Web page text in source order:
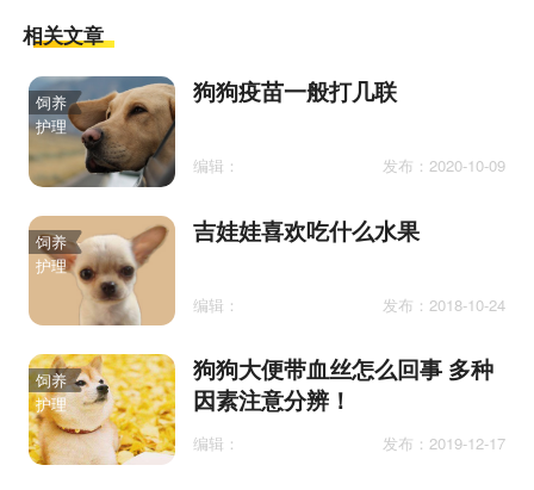
相关文章
饲养
护理
狗狗疫苗一般打几联
编辑： 发布：2020-10-09
饲养
护理
吉娃娃喜欢吃什么水果
编辑： 发布：2018-10-24
饲养
护理
狗狗大便带血丝怎么回事 多种
因素注意分辨！
编辑： 发布：2019-12-17